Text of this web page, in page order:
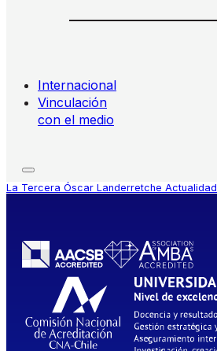
Internacional
Vinculación
con el medio
La Tercera Óscar Landerretche Actualidad